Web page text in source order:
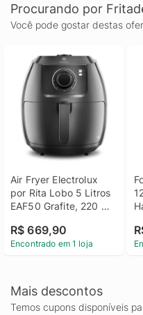
Procurando por
Você pode gostar destas
Air Fryer Electrolux
por Rita Lobo 5 Litros
EAF50 Grafite, 220
R$ 669,90
Encontrado em 1 loja
Mais descontos
Temos cupons disponíveis